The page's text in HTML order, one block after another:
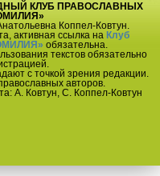
КЛУБ ПРАВОСЛАВНЫХ
Коппел-Ковтун.
активная ссылка на Клуб
обязательна.
текстов обязательно
с точкой зрения редакции.
авторов.
А. Ковтун, С. Коппел-Ковтун